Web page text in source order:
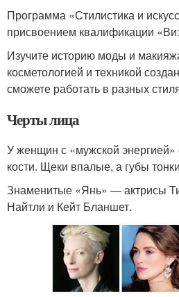
Программа «Стилистика и
присвоением квалификации
Изучите историю моды и
косметологией и техникой
сможете работать в разных
Черты лица
У женщин с «мужской
кости. Щеки впалые, а губы
Знаменитые «Янь» — актрисы
Найтли и Кейт Бланшет.